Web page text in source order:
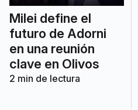
Milei define el
futuro de Adorni
en una reunión
clave en Olivos
2 min de lectura